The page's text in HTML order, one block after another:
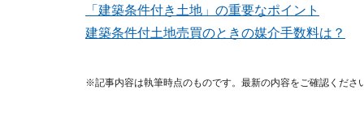
「建築条件付き土地」の重要なポイント
建築条件付土地売買のときの媒介手数料は？
※記事内容は執筆時点のものです。最新の内容をご確認くださ